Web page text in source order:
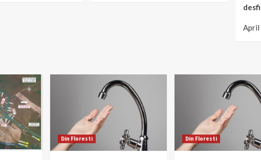
April
Din Floresti Din Floresti